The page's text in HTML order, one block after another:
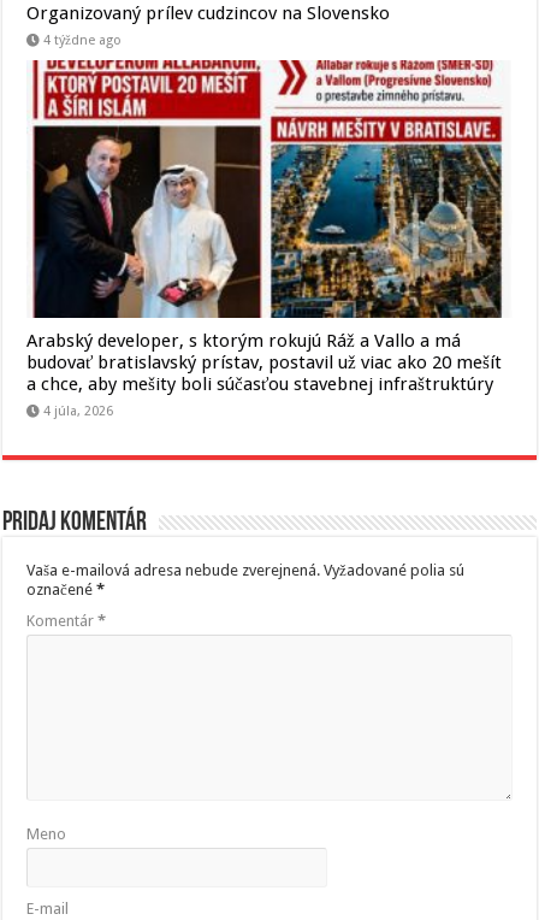
Organizovaný prílev cudzincov na Slovensko
4 týždne ago
Arabský developer, s ktorým rokujú Ráž a Vallo a má
budovať bratislavský prístav, postavil už viac ako 20 mešít
a chce, aby mešity boli súčasťou stavebnej infraštruktúry
4 júla, 2026
Pridaj komentár
Vaša e-mailová adresa nebude zverejnená. Vyžadované polia sú
označené*
Komentár*
Meno
E-mail